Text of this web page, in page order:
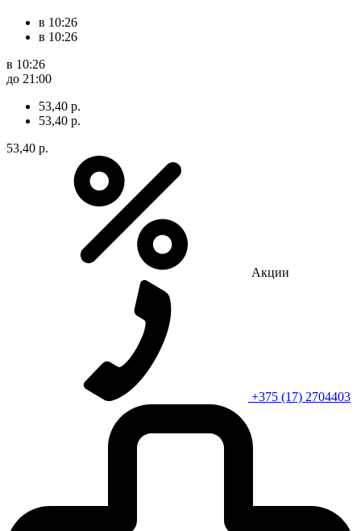
в 10:26
в 10:26
в 10:26
до 21:00
53,40 р.
53,40 р.
53,40 р.
Акции
+375 (17) 2704403